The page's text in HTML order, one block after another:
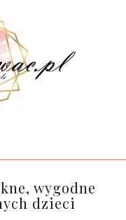
wygodne
dzieci